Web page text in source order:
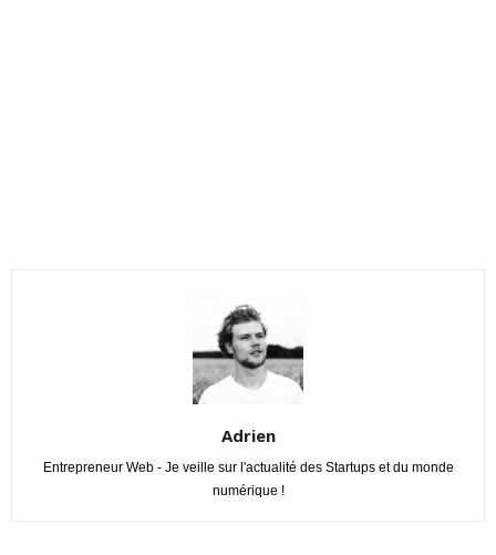
Adrien
Entrepreneur Web - Je veille sur l'actualité des Startups et du monde
numérique !